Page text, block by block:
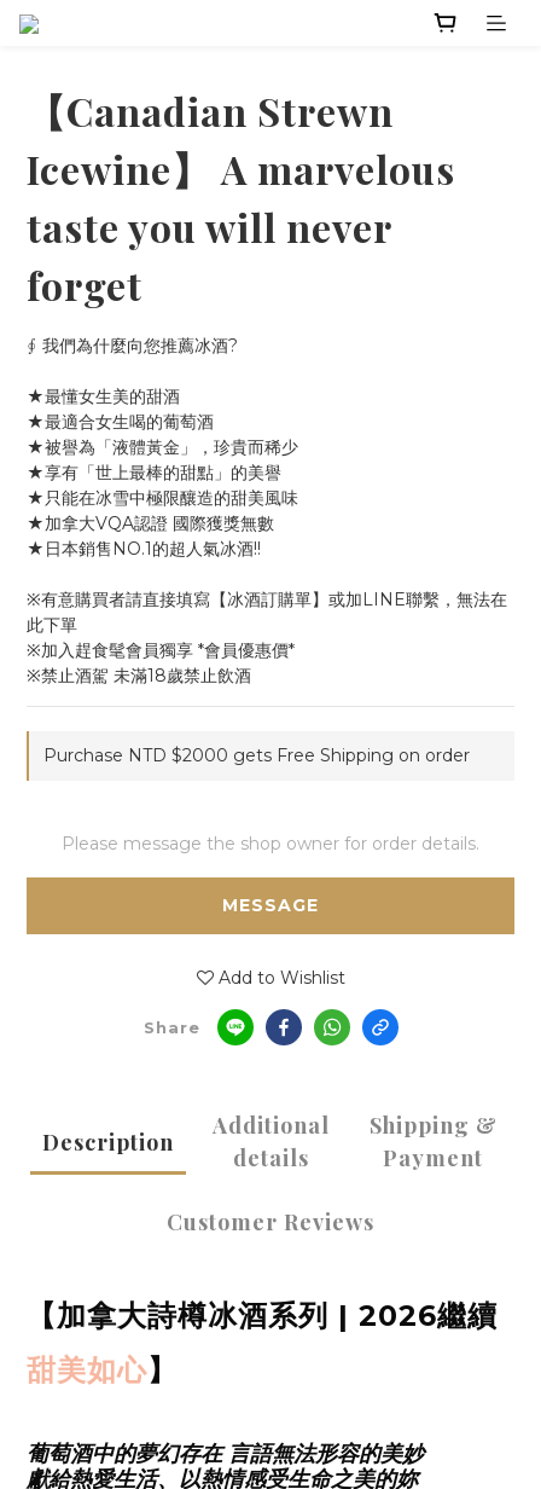
【Canadian Strewn
Icewine】 A marvelous
taste you will never
forget
∮ 我們為什麼向您推薦冰酒?
★最懂女生美的甜酒
★最適合女生喝的葡萄酒
★被譽為「液體黃金」，珍貴而稀少
★享有「世上最棒的甜點」的美譽
★只能在冰雪中極限釀造的甜美風味
★加拿大VQA認證 國際獲獎無數
★日本銷售NO.1的超人氣冰酒!!
※有意購買者請直接填寫【冰酒訂購單】或加LINE聯繫，無法在
此下單
※加入趕食髦會員獨享 *會員優惠價*
※禁止酒駕 未滿18歲禁止飲酒
Purchase NTD $2000 gets Free Shipping on order
Please message the shop owner for order details.
MESSAGE
Add to Wishlist
Share
Description
Additional
details
Shipping &
Payment
Customer Reviews
【加拿大詩樽冰酒系列 | 2026繼續
甜美如心】
葡萄酒中的夢幻存在 言語無法形容的美妙
獻給熱愛生活、以熱情感受生命之美的妳